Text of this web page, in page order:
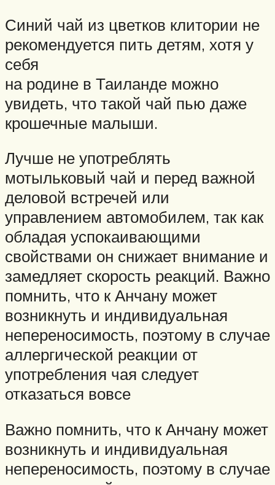
Синий чай из цветков клитории не
рекомендуется пить детям, хотя у
себя
на родине в Таиланде можно
увидеть, что такой чай пью даже
крошечные малыши.
Лучше не употреблять
мотыльковый чай и перед важной
деловой встречей или
управлением автомобилем, так как
обладая успокаивающими
свойствами он снижает внимание и
замедляет скорость реакций. Важно
помнить, что к Анчану может
возникнуть и индивидуальная
непереносимость, поэтому в случае
аллергической реакции от
употребления чая следует
отказаться вовсе
Важно помнить, что к Анчану может
возникнуть и индивидуальная
непереносимость, поэтому в случае